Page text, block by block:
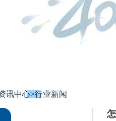
讯中心>行业新闻